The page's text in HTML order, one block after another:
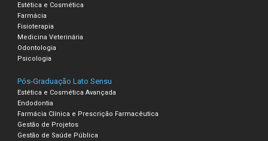
Estética e Cosmética
Farmácia
Fisioterapia
Medicina Veterinária
Odontologia
Psicologia
Pós-Graduação Lato Sensu
Estética e Cosmética Avançada
Endodontia
Farmácia Clínica e Prescrição Farmacêutica
Gestão de Projetos
Gestão de Saúde Pública